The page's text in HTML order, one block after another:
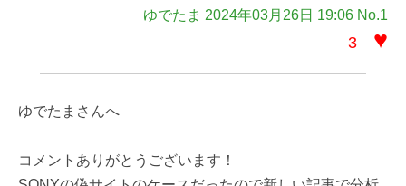
ゆでたま 2024年03月26日 19:06 No.1
3 ♥
ゆでたまさんへ
コメントありがとうございます！